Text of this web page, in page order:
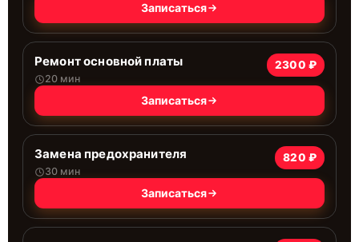
Записаться
Ремонт основной платы
20 мин
2300 ₽
Записаться
Замена предохранителя
30 мин
820 ₽
Записаться